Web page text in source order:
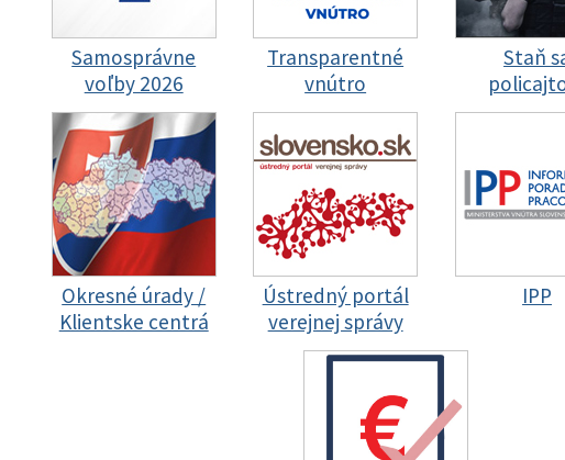
Samosprávne
voľby 2026
Transparentné
vnútro
Staň
Okresné úrady /
Klientske centrá
Ústredný portál
verejnej správy
IPP